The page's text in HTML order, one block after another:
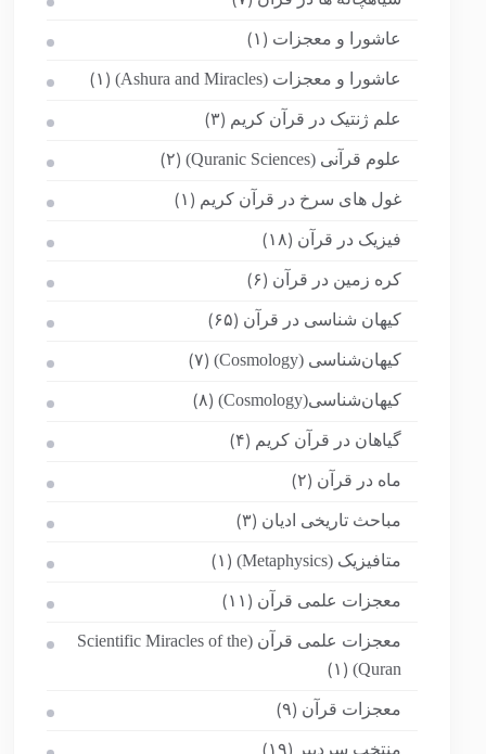
عاشورا و معجزات (۱)
عاشورا و معجزات (Ashura and Miracles) (۱)
علم ژنتیک در قرآن کریم (۳)
علوم قرآنی (Quranic Sciences) (۲)
غول های سرخ در قرآن کریم (۱)
فیزیک در قرآن (۱۸)
کره زمین در قرآن (۶)
کیهان شناسی در قرآن (۶۵)
کیهان‌شناسی (Cosmology) (۷)
کیهان‌شناسی(Cosmology) (۸)
گیاهان در قرآن کریم (۴)
ماه در قرآن (۲)
مباحث تاریخی ادیان (۳)
متافیزیک (Metaphysics) (۱)
معجزات علمی قرآن (۱۱)
معجزات علمی قرآن (Scientific Miracles of the
Quran)
(۱)
معجزات قرآن (۹)
منتخب سردبیر